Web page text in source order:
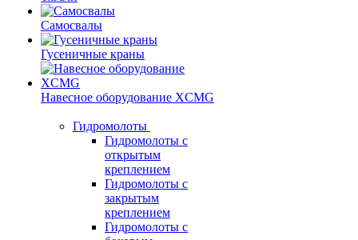
Самосвалы
Гусеничные краны
Навесное оборудование XCMG
Гидромолоты
Гидромолоты с
открытым
креплением
Гидромолоты с
закрытым
креплением
Гидромолоты с